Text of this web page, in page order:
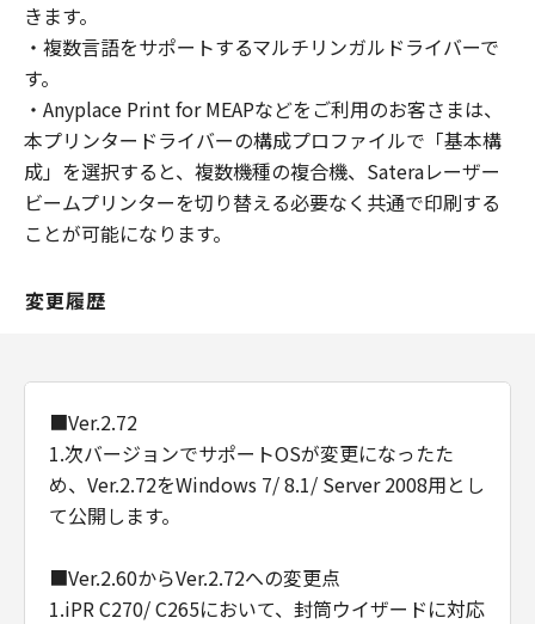
きます。
・複数言語をサポートするマルチリンガルドライバーで
す。
・Anyplace Print for MEAPなどをご利用のお客さまは、
本プリンタードライバーの構成プロファイルで「基本構
成」を選択すると、複数機種の複合機、Sateraレーザー
ビームプリンターを切り替える必要なく共通で印刷する
ことが可能になります。
変更履歴
■Ver.2.72
1.次バージョンでサポートOSが変更になったた
め、Ver.2.72をWindows 7/ 8.1/ Server 2008用とし
て公開します。
■Ver.2.60からVer.2.72への変更点
1.iPR C270/ C265において、封筒ウイザードに対応